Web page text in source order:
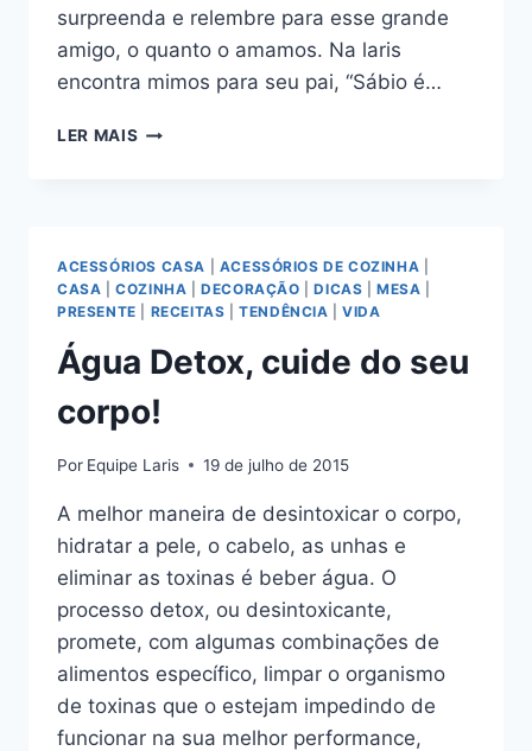
surpreenda e relembre para esse grande
amigo, o quanto o amamos. Na laris
encontra mimos para seu pai, “Sábio é…
LER MAIS FAÇA
DIA
MAIS
ESPECIAL!
ACESSÓRIOS CASA ACESSÓRIOS DE COZINHA
CASA |COZINHA |DECORAÇÃO |DICAS |MESA
PRESENTE
RECEITAS |TENDÊNCIA |VIDA
Água Detox, cuide do seu
corpo!
Por Equipe Laris 19 de julho de 2015
A melhor maneira de desintoxicar o corpo,
hidratar a pele, o cabelo, as unhas e
eliminar as toxinas é beber água. O
processo detox, ou desintoxicante,
promete, com algumas combinações de
alimentos específico, limpar o organismo
de toxinas que o estejam impedindo de
funcionar na sua melhor performance,